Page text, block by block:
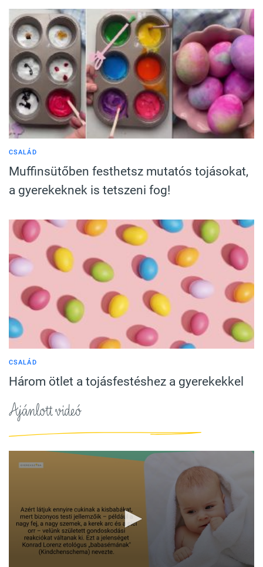
CSALÁD
Muffinsütőben festhetsz mutatós tojásokat,
a gyerekeknek is tetszeni fog!
CSALÁD
Három ötlet a tojásfestéshez a gyerekekkel
Ajánlott videó